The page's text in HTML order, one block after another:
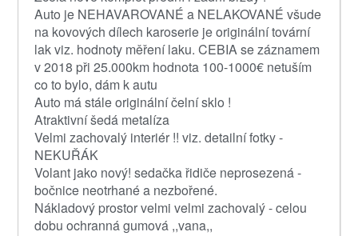
Auto je NEHAVAROVANÉ a NELAKOVANÉ všude
na kovových dílech karoserie je originální tovární
lak viz. hodnoty měření laku. CEBIA se záznamem
v 2018 při 25.000km hodnota 100-1000€ netuším
co to bylo, dám k autu
Auto má stále originální čelní sklo !
Atraktivní šedá metalíza
Velmi zachovalý interiér !! viz. detailní fotky -
NEKUŘÁK
Volant jako nový! sedačka řidiče neprosezená -
bočnice neotrhané a nezbořené.
Nákladový prostor velmi velmi zachovalý - celou
dobu ochranná gumová ,,vana,,